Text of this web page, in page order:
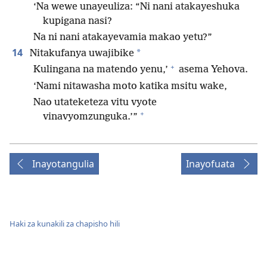
‘Na wewe unayeuliza: “Ni nani atakayeshuka
kupigana nasi?
Na ni nani atakayevamia makao yetu?”
14 Nitakufanya uwajibike *
Kulingana na matendo yenu,’ + asema Yehova.
‘Nami nitawasha moto katika msitu wake,
Nao utateketeza vitu vyote
vinavyomzunguka.’” +
Inayotangulia Inayofuata
Haki za kunakili za chapisho hili